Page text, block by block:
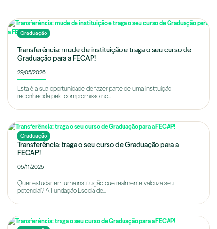
Graduação
Transferência: mude de instituição e traga o seu curso de
Graduação para a FECAP!
29/05/2026
Esta é a sua oportunidade de fazer parte de uma instituição
reconhecida pelo compromisso no...
Graduação
Transferência: traga o seu curso de Graduação para a
FECAP!
05/11/2025
Quer estudar em uma instituição que realmente valoriza seu
potencial? A Fundação Escola de...